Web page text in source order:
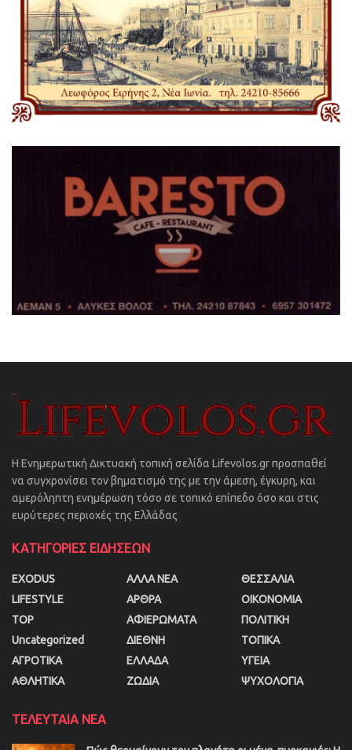
Η Ενημερωτική Δικτυακή τοπική σελίδα Lifevolos.gr προσπαθεί
να συγχρονίσει τον βηματισμό της με την άμεση, έγκυρη, και
αμερόληπτη ενημέρωση τόσο σε τοπικό επίπεδο όσο και στις
ευρύτερες περιοχές της Ελλάδας
ΚΑΤΗΓΟΡΙΕΣ ΕΙΔΗΣΕΩΝ
EXODUS
LIFESTYLE
TOP
Uncategorized
ΑΓΡΟΤΙΚΑ
ΑΘΛΗΤΙΚΑ
ΑΛΛΑ ΝΕΑ
ΑΡΘΡΑ
ΑΦΙΕΡΩΜΑΤΑ
ΔΙΕΘΝΗ
ΕΛΛΑΔΑ
ΖΩΔΙΑ
ΘΕΣΣΑΛΙΑ
ΟΙΚΟΝΟΜΙΑ
ΠΟΛΙΤΙΚΗ
ΤΟΠΙΚΑ
ΥΓΕΙΑ
ΨΥΧΟΛΟΓΙΑ
ΤΕΛΕΥΤΑΙΑ ΝΕΑ